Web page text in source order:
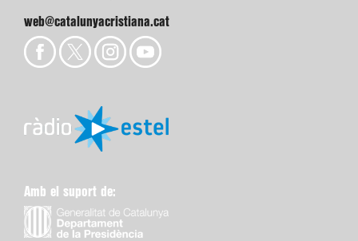
web@catalunyacristiana.cat
Amb el suport de: